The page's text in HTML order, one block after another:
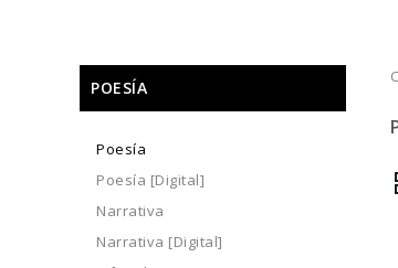
POESÍA
Poesía
Poesía [Digital]
Narrativa
Narrativa [Digital]